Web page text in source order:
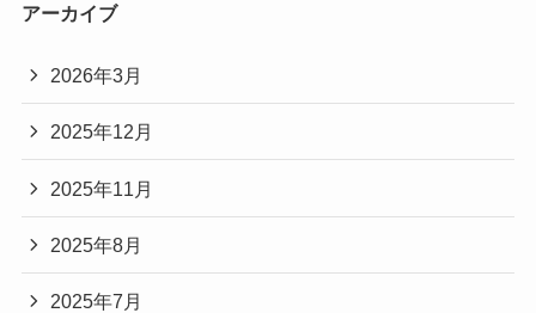
アーカイブ
2026年3月
2025年12月
2025年11月
2025年8月
2025年7月